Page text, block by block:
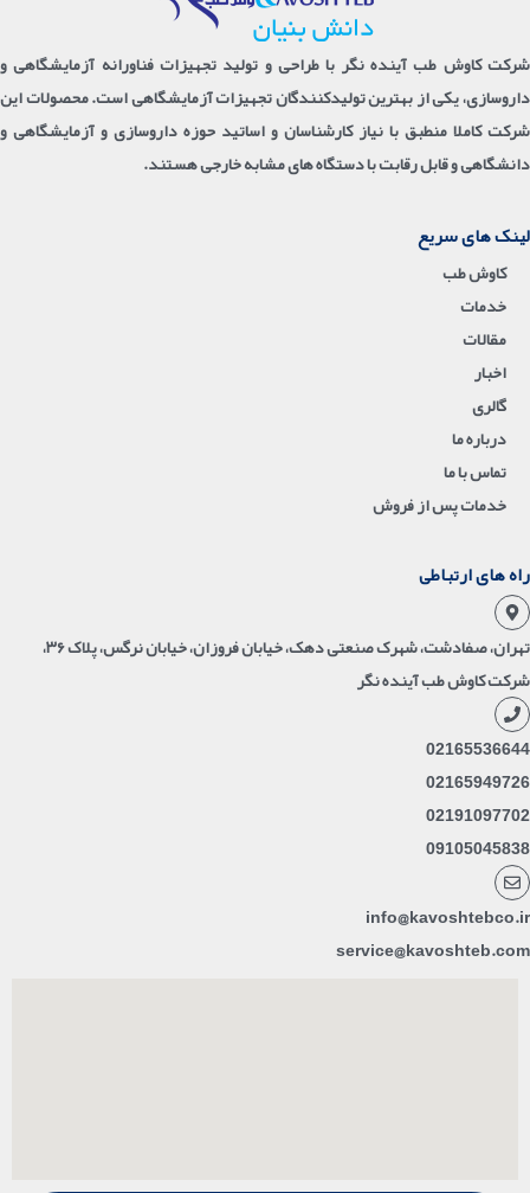
شرکت کاوش طب آینده نگر با طراحی و تولید تجهیزات فناورانه آزمایشگاهی و
داروسازی، یکی از بهترین تولیدکنندگان تجهیزات آزمایشگاهی است. محصولات این
شرکت کاملا منطبق با نیاز کارشناسان و اساتید حوزه داروسازی و آزمایشگاهی و
دانشگاهی و قابل رقابت با دستگاه های مشابه خارجی هستند.
لینک های سریع
کاوش طب
خدمات
مقالات
اخبار
گالری
درباره ما
تماس با ما
خدمات پس از فروش
راه های ارتباطی
تهران، صفادشت، شهرک صنعتی دهک، خیابان فروزان، خیابان نرگس، پلاک ۳۶،
شرکت کاوش طب آینده نگر
02165536644
02165949726
02191097702
09105045838
info@kavoshtebco.ir
service@kavoshteb.com